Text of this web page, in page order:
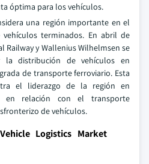
óptima para los vehículos.
una región importante en el
terminados. En abril de
Railway y Wallenius Wilhelmsen se
la distribución de vehículos en
de transporte ferroviario. Esta
el liderazgo de la región en
en relación con el transporte
de vehículos.
Logistics Market